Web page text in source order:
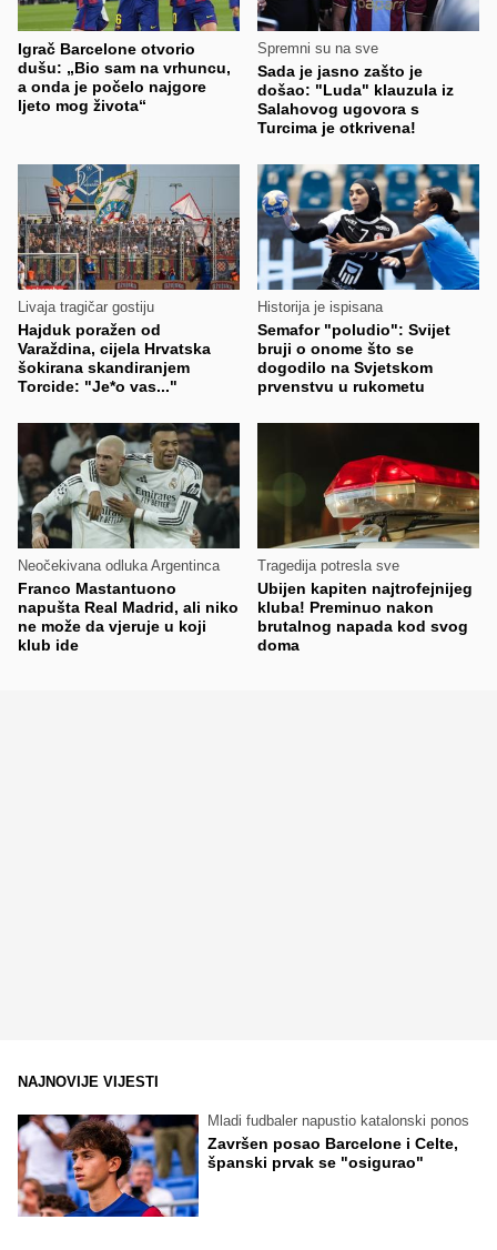
Igrač Barcelone otvorio
dušu: „Bio sam na vrhuncu,
a onda je počelo najgore
ljeto mog života“
Spremni su na sve
Sada je jasno zašto je
došao: "Luda" klauzula iz
Salahovog ugovora s
Turcima je otkrivena!
Livaja tragičar gostiju
Hajduk poražen od
Varaždina, cijela Hrvatska
šokirana skandiranjem
Torcide: "Je*o vas..."
Historija je ispisana
Semafor "poludio": Svijet
bruji o onome što se
dogodilo na Svjetskom
prvenstvu u rukometu
Neočekivana odluka Argentinca
Franco Mastantuono
napušta Real Madrid, ali niko
ne može da vjeruje u koji
klub ide
Tragedija potresla sve
Ubijen kapiten najtrofejnijeg
kluba! Preminuo nakon
brutalnog napada kod svog
doma
NAJNOVIJE VIJESTI
Mladi fudbaler napustio katalonski ponos
Završen posao Barcelone i Celte,
španski prvak se "osigurao"